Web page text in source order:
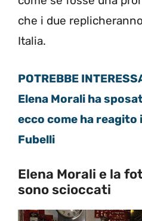
che i due
Italia.
POTREBBE
Elena Morali ha
ecco come ha reagito
Fubelli
Elena Morali e la
sono scioccati